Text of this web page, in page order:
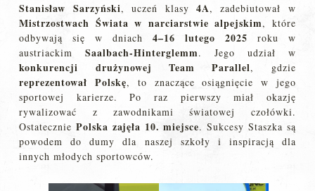
Stanisław Sarzyński, uczeń klasy 4A, zadebiutował w
Mistrzostwach Świata w narciarstwie alpejskim, które
odbywają się w dniach 4–16 lutego 2025 roku w
austriackimSaalbach-Hinterglemm. Jego udział w
konkurencji drużynowej Team Parallel, gdzie
reprezentował Polskę, to znaczące osiągnięcie w jego
sportowej karierze. Po raz pierwszy miał okazję
rywalizować z zawodnikami światowej czołówki.
Ostatecznie Polska zajęła 10. miejsce. Sukcesy Staszka są
powodem do dumy dla naszej szkoły i inspiracją dla
innych młodych sportowców.